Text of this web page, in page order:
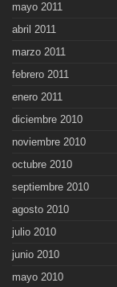
mayo 2011
abril 2011
marzo 2011
febrero 2011
enero 2011
diciembre 2010
noviembre 2010
octubre 2010
septiembre 2010
agosto 2010
julio 2010
junio 2010
mayo 2010